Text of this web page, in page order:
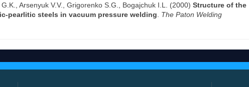
Arsenyuk V.V., Grigorenko S.G., Bogajchuk I.L. (2000) Structure of the
pearlitic steels in vacuum pressure welding
The Paton Welding